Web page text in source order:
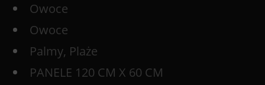
Owoce
Owoce
Palmy, Plaże
PANELE 120 CM X 60 CM